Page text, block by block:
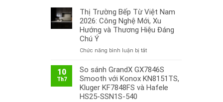
Thị Trường Bếp Từ Việt Nam
2026: Công Nghệ Mới, Xu
Hướng và Thương Hiệu Đáng
Chú Ý
Chức năng bình luận bị tắtở
Trường
Bếp
Từ
10
Th7
So sánh GrandX GX7846S
Smooth với Konox KN8151TS,
Kluger KF7848FS và Hafele
HS25-SSN1S-540